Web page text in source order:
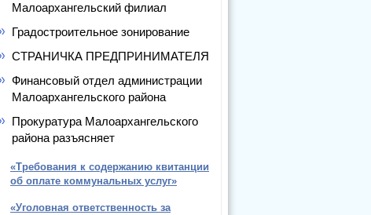
Малоархангельский филиал
Градостроительное зонирование
СТРАНИЧКА ПРЕДПРИНИМАТЕЛЯ
Финансовый отдел администрации
Малоархангельского района
Прокуратура Малоархангельского
района разъясняет
«Требования к содержанию квитанции
об оплате коммунальных услуг»
«Уголовная ответственность за